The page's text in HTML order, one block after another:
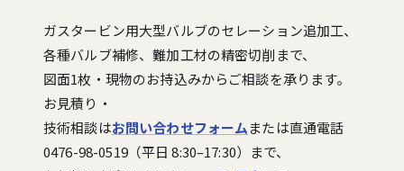
ガスタービン用大型バルブのセレーション追加工、
各種バルブ補修、難加工材の精密切削まで、
図面1枚・現物のお持込みからご相談を承ります。
お見積り・
技術相談はお問い合わせフォームまたは直通電話
0476-98-0519（平日 8:30–17:30）まで、